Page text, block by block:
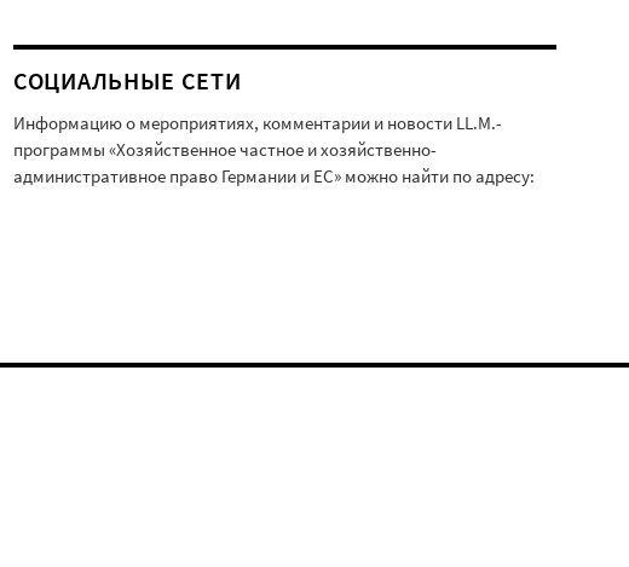
СОЦИАЛЬНЫЕ СЕТИ
Информацию о мероприятиях, комментарии и новости LL.M.-
программы «Хозяйственное частное и хозяйственно-
административное право Германии и ЕС» можно найти по адресу: